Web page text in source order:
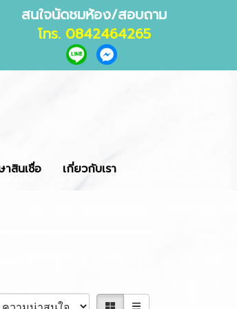
สนใจนัดชมห้อง/สอบถาม
โทร. 0842464265
าสินเชื่อ เกี่ยวกับเรา